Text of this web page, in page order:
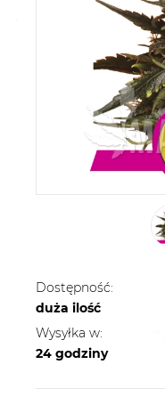
Dostępność:
duża ilość
Wysyłka w:
24 godziny